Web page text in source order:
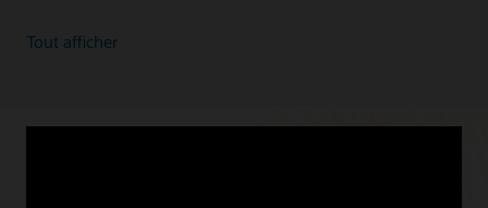
Tout afficher